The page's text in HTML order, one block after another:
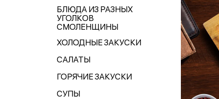
БЛЮДА ИЗ РАЗНЫХ
УГОЛКОВ
СМОЛЕНЩИНЫ
ХОЛОДНЫЕ ЗАКУСКИ
САЛАТЫ
ГОРЯЧИЕ ЗАКУСКИ
СУПЫ